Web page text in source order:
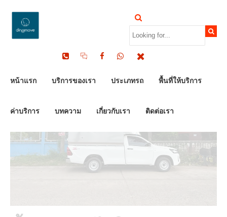
หน้าแรก บริการของเรา ประเภทรถ พื้นที่ให้บริการ
ค่าบริการ บทความ เกี่ยวกับเรา ติดต่อเรา